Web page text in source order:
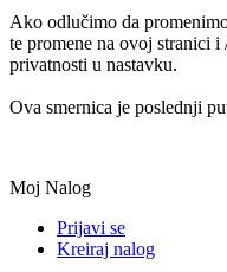
Ako odlučimo da
te promene na ovoj stranici
privatnosti u nastavku.
Ova smernica je poslednji
Moj Nalog
Prijavi se
Kreiraj nalog